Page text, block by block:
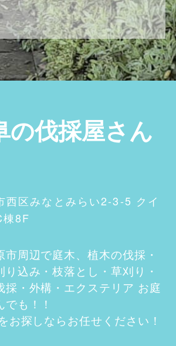
の伐採屋さん
西区みなとみらい2-3-5 クイ
棟8F
市周辺で庭木、植木の伐採・
込み・枝落とし・草刈り・
採・外構・エクステリア お庭
も！！
お探しならお任せください！